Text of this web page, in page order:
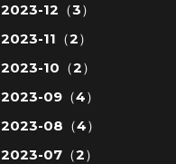
2023-12（3）
2023-11（2）
2023-10（2）
2023-09（4）
2023-08（4）
2023-07（2）